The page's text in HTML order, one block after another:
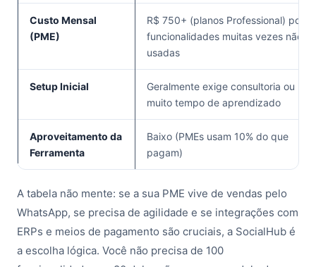
Custo Mensal
(PME)
R$ 750+ (planos Professional) por
funcionalidades muitas vezes não
usadas
Setup Inicial
Geralmente exige consultoria ou
muito tempo de aprendizado
Aproveitamento da
Ferramenta
Baixo (PMEs usam 10% do que
pagam)
A tabela não mente: se a sua PME vive de vendas pelo
WhatsApp, se precisa de agilidade e se integrações com
ERPs e meios de pagamento são cruciais, a SocialHub é
a escolha lógica. Você não precisa de 100